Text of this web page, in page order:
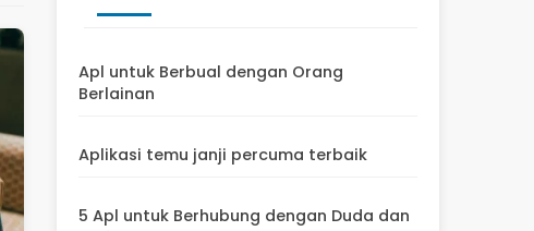
Apl untuk Berbual dengan Orang
Berlainan
Aplikasi temu janji percuma terbaik
5 Apl untuk Berhubung dengan Duda dan